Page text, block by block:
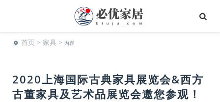
首页 > 家具 > 内容
2020上海国际古典家具展览会&西方
古董家具及艺术品展览会邀您参观！